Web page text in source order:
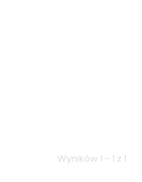
Wyników 1 - 1 z 1